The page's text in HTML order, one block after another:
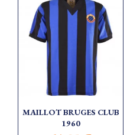
MAILLOT BRUGES CLUB
1960